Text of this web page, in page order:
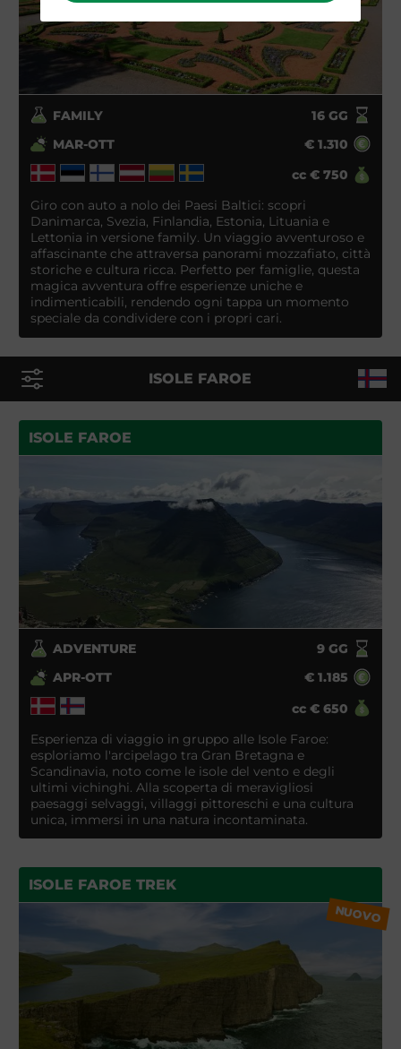
FAMILY 16GG
MAR-OTT
€ 1.310
cc € 750
Giro con auto a nolo dei Paesi Baltici: scopri
Danimarca, Svezia, Finlandia, Estonia, Lituania e
Lettonia in versione family. Un viaggio avventuroso e
affascinante che attraversa panorami mozzafiato, città
storiche e cultura ricca. Perfetto per famiglie, questa
magica avventura offre esperienze uniche e
indimenticabili, rendendo ogni tappa un momento
speciale da condividere con i propri cari.
ISOLE FAROE
ISOLE FAROE
ADVENTURE 9GG
APR-OTT
€ 1.185
cc € 650
Esperienza di viaggio in gruppo alle Isole Faroe:
esploriamo l'arcipelago tra Gran Bretagna e
Scandinavia, noto come le isole del vento e degli
ultimi vichinghi. Alla scoperta di meravigliosi
paesaggi selvaggi, villaggi pittoreschi e una cultura
unica, immersi in una natura incontaminata.
ISOLE FAROE TREK
NUOVO